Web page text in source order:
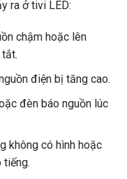
ra ở tivi LED:
chậm hoặc lên
điện bị tăng cao.
đèn báo nguồn lúc
không có hình hoặc
tiếng.